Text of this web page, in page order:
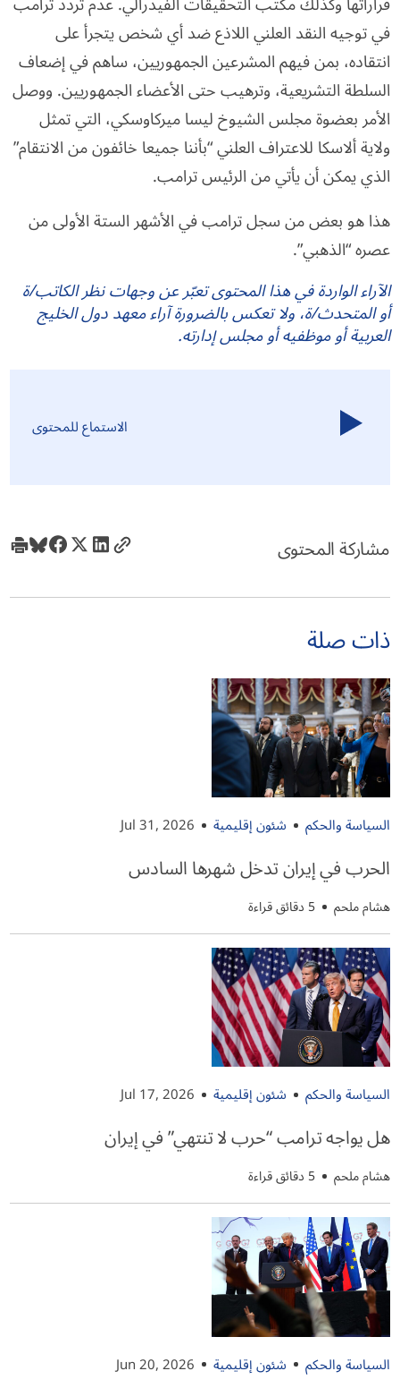
في توجيه النقد العلني اللاذع ضد أي شخص يتجرأ على
انتقاده، بمن فيهم المشرعين الجمهوريين، ساهم في إضعاف
السلطة التشريعية، وترهيب حتى الأعضاء الجمهوريين. ووصل
الأمر بعضوة مجلس الشيوخ ليسا ميركاوسكي، التي تمثل
ولاية ألاسكا للاعتراف العلني “بأننا جميعا خائفون من الانتقام”
الذي يمكن أن يأتي من الرئيس ترامب.
هذا هو بعض من سجل ترامب في الأشهر الستة الأولى من
عصره “الذهبي”.
الآراء الواردة في هذا المحتوى تعبّر عن وجهات نظر الكاتب/ة
أو المتحدث/ة، ولا تعكس بالضرورة آراء معهد دول الخليج
العربية أو موظفيه أو مجلس إدارته.
الاستماع للمحتوى
مشاركة المحتوى
ذات صلة
السياسة والحكم شئون إقليمية Jul 31, 2026
الحرب في إيران تدخل شهرها السادس
هشام ملحم 5 دقائق قراءة
السياسة والحكم شئون إقليمية Jul 17, 2026
هل يواجه ترامب “حرب لا تنتهي” في إيران
هشام ملحم 5 دقائق قراءة
السياسة والحكم شئون إقليمية Jun 20, 2026